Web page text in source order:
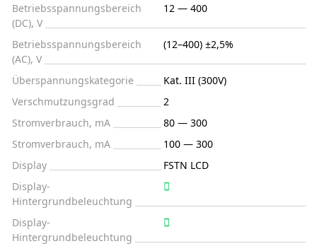
Betriebsspannungsbereich
(DC), V
12 — 400
Betriebsspannungsbereich
(AC), V
(12–400) ±2,5%
Überspannungskategorie
Kat. III (300V)
Verschmutzungsgrad
2
Stromverbrauch, mA
80 — 300
Stromverbrauch, mA
100 — 300
Display
FSTN LCD
Display-
Hintergrundbeleuchtung
Display-
Hintergrundbeleuchtung